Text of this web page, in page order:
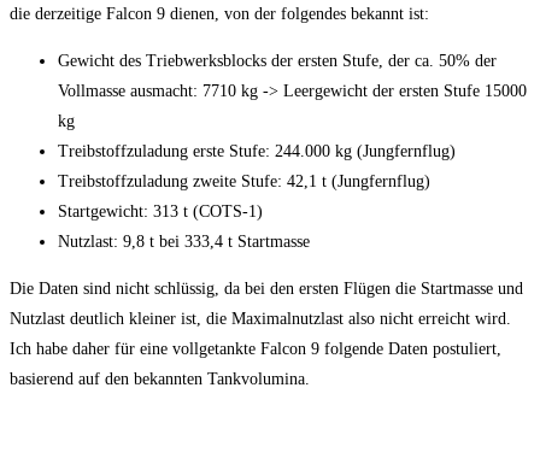
die derzeitige Falcon 9 dienen, von der folgendes bekannt ist:
Gewicht des Triebwerksblocks der ersten Stufe, der ca. 50% der
Vollmasse ausmacht: 7710 kg -> Leergewicht der ersten Stufe 15000
kg
Treibstoffzuladung erste Stufe: 244.000 kg (Jungfernflug)
Treibstoffzuladung zweite Stufe: 42,1 t (Jungfernflug)
Startgewicht: 313 t (COTS-1)
Nutzlast: 9,8 t bei 333,4 t Startmasse
Die Daten sind nicht schlüssig, da bei den ersten Flügen die Startmasse und
Nutzlast deutlich kleiner ist, die Maximalnutzlast also nicht erreicht wird.
Ich habe daher für eine vollgetankte Falcon 9 folgende Daten postuliert,
basierend auf den bekannten Tankvolumina.